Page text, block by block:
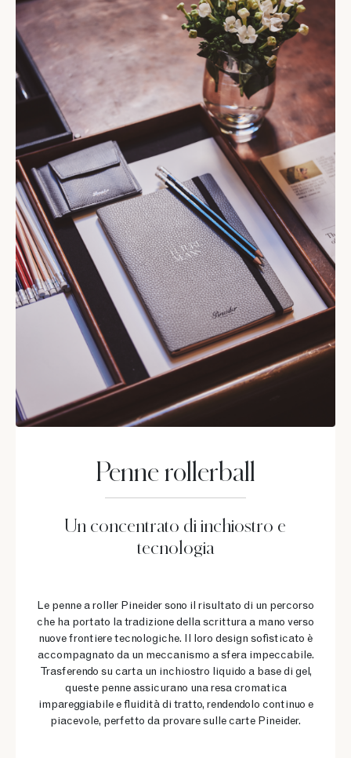
Penne rollerball
Un concentrato di inchiostro e
tecnologia
Le penne a roller Pineider sono il risultato di un percorso
che ha portato la tradizione della scrittura a mano verso
nuove frontiere tecnologiche. Il loro design sofisticato è
accompagnato da un meccanismo a sfera impeccabile.
Trasferendo su carta un inchiostro liquido a base di gel,
queste penne assicurano una resa cromatica
impareggiabile e fluidità di tratto, rendendolo continuo e
piacevole, perfetto da provare sulle carte Pineider.